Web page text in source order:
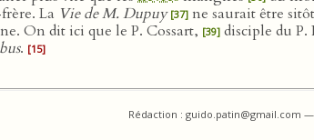
La Vie de M. Dupuy [37] ne saurait être
On dit ici que le P. Cossart, [39] disciple du P.
. [15]
Rédaction : guido.patin@gmail.com